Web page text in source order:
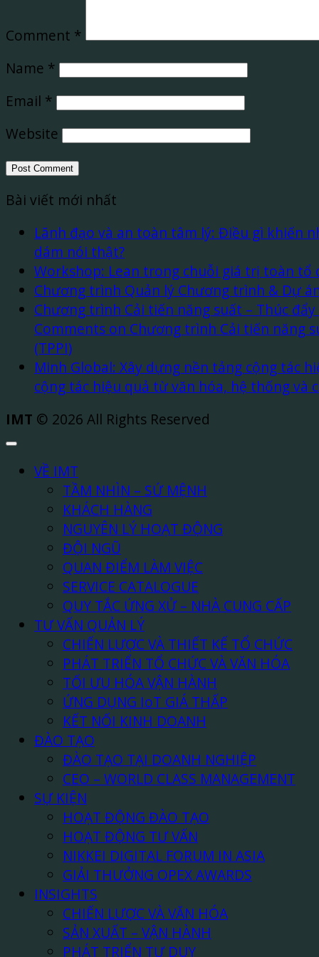
Comment *
Name *
Email *
Website
Bài viết mới nhất
Lãnh đạo và an toàn tâm lý: Điều gì khiến
dám nói thật?
Workshop: Lean trong chuỗi giá trị toàn tổ
Chương trình Quản lý Chương trình & Dự
Chương trình Cải tiến năng suất – Thúc
Comments on Chương trình Cải tiến năng
(TPPI)
Minh Global: Xây dựng nền tảng cộng tác
cộng tác hiệu quả từ văn hóa, hệ thống và
IMT © 2026 All Rights Reserved
VỀ IMT
TẦM NHÌN – SỨ MỆNH
KHÁCH HÀNG
NGUYÊN LÝ HOẠT ĐỘNG
ĐỘI NGŨ
QUAN ĐIỂM LÀM VIỆC
SERVICE CATALOGUE
QUY TẮC ỨNG XỬ – NHÀ CUNG CẤP
TƯ VẤN QUẢN LÝ
CHIẾN LƯỢC VÀ THIẾT KẾ TỔ CHỨC
PHÁT TRIỂN TỔ CHỨC VÀ VĂN HÓA
TỐI ƯU HÓA VẬN HÀNH
ỨNG DỤNG IoT GIÁ THẤP
KẾT NỐI KINH DOANH
ĐÀO TẠO
ĐÀO TẠO TẠI DOANH NGHIỆP
CEO – WORLD CLASS MANAGEMENT
SỰ KIỆN
HOẠT ĐỘNG ĐÀO TẠO
HOẠT ĐỘNG TƯ VẤN
NIKKEI DIGITAL FORUM IN ASIA
GIẢI THƯỞNG OPEX AWARDS
INSIGHTS
CHIẾN LƯỢC VÀ VĂN HÓA
SẢN XUẤT – VẬN HÀNH
PHÁT TRIỂN TƯ DUY